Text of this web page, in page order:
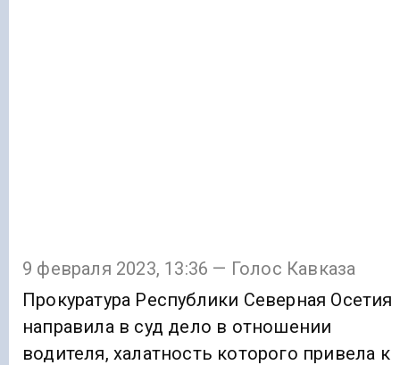
9 февраля 2023, 13:36 — Голос Кавказа
Прокуратура Республики Северная Осетия
направила в суд дело в отношении
водителя, халатность которого привела к